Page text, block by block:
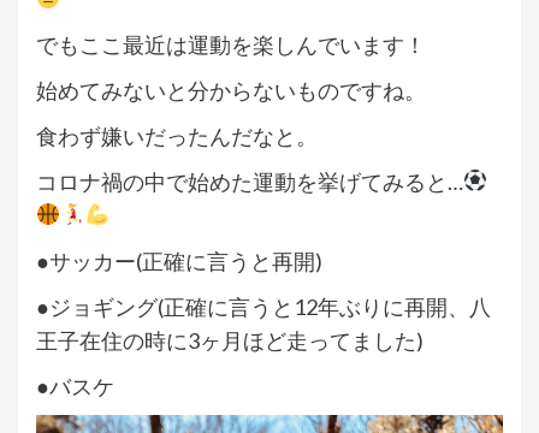
でもここ最近は運動を楽しんでいます！
始めてみないと分からないものですね。
食わず嫌いだったんだなと。
コロナ禍の中で始めた運動を挙げてみると…
●サッカー(正確に言うと再開)
●ジョギング(正確に言うと12年ぶりに再開、八
王子在住の時に3ヶ月ほど走ってました)
●バスケ